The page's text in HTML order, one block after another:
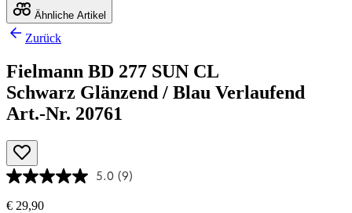
Ähnliche Artikel
Zurück
Fielmann BD 277 SUN CL
Schwarz Glänzend / Blau Verlaufend
Art.-Nr. 20761
5.0 (9)
€ 29,90